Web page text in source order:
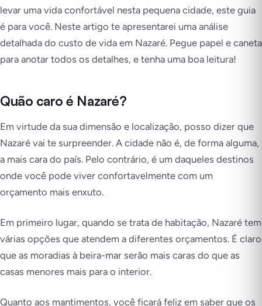
levar uma vida confortável nesta pequena cidade, este guia
é para você. Neste artigo te apresentarei uma análise
detalhada do custo de vida em Nazaré. Pegue papel e caneta
para anotar todos os detalhes, e tenha uma boa leitura!
Quão caro é Nazaré?
Em virtude da sua dimensão e localização, posso dizer que
Nazaré vai te surpreender. A cidade não é, de forma alguma,
a mais cara do país. Pelo contrário, é um daqueles destinos
onde você pode viver confortavelmente com um
orçamento mais enxuto.
Em primeiro lugar, quando se trata de habitação, Nazaré tem
várias opções que atendem a diferentes orçamentos. É claro
que as moradias à beira-mar serão mais caras do que as
casas menores mais para o interior.
Quanto aos mantimentos, você ficará feliz em saber que os